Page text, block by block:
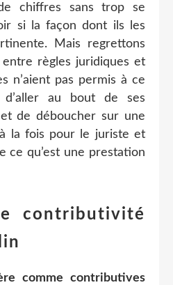
chiffres sans trop se
si la façon dont ils les
Mais regrettons
règles juridiques et
n’aient pas permis à ce
d’aller au bout de ses
de déboucher sur une
la fois pour le juriste et
ce qu’est une prestation
contributivité
comme contributives